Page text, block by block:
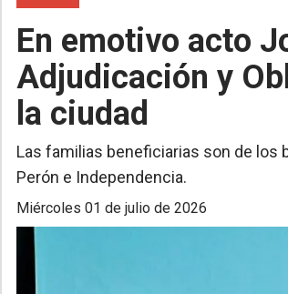
En emotivo acto
Adjudicación y
la ciudad
Las familias beneficiarias son de los
Perón e Independencia.
miércoles 01 de julio de 2026